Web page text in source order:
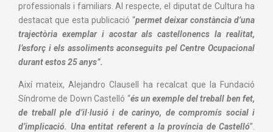
professionals i familiars. Al respecte, el diputat de Cultura ha
destacat que esta publicació “permet deixar constància d’una
trajectòria exemplar i acostar als castellonencs la realitat,
l’esforç i els assoliments aconseguits pel Centre Ocupacional
durant estos 25 anys”.
Així mateix, Alejandro Clausell ha recalcat que la Fundació
Síndrome de Down Castelló “és un exemple del treball ben fet,
de treball ple d’il·lusió i de carinyo, de compromís social i
d’implicació. Una entitat referent a la província de Castelló”.